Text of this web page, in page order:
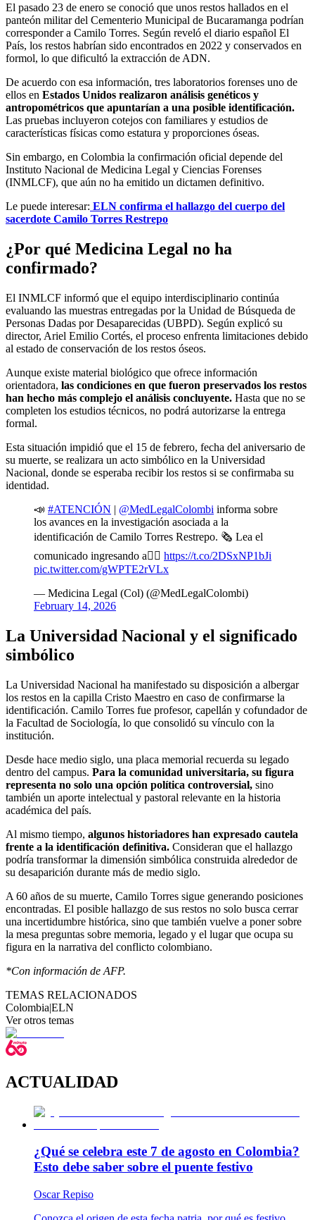
El pasado 23 de enero se conoció que unos restos hallados en el
panteón militar del Cementerio Municipal de Bucaramanga podrían
corresponder a Camilo Torres. Según reveló el diario español El
País, los restos habrían sido encontrados en 2022 y conservados en
formol, lo que dificultó la extracción de ADN.
De acuerdo con esa información, tres laboratorios forenses uno de
ellos en Estados Unidos realizaron análisis genéticos y
antropométricos que apuntarían a una posible identificación.
Las pruebas incluyeron cotejos con familiares y estudios de
características físicas como estatura y proporciones óseas.
Sin embargo, en Colombia la confirmación oficial depende del
Instituto Nacional de Medicina Legal y Ciencias Forenses
(INMLCF), que aún no ha emitido un dictamen definitivo.
Le puede interesar: ELN confirma el hallazgo del cuerpo del
sacerdote Camilo Torres Restrepo
¿Por qué Medicina Legal no ha
confirmado?
El INMLCF informó que el equipo interdisciplinario continúa
evaluando las muestras entregadas por la Unidad de Búsqueda de
Personas Dadas por Desaparecidas (UBPD). Según explicó su
director, Ariel Emilio Cortés, el proceso enfrenta limitaciones debido
al estado de conservación de los restos óseos.
Aunque existe material biológico que ofrece información
orientadora, las condiciones en que fueron preservados los restos
han hecho más complejo el análisis concluyente. Hasta que no se
completen los estudios técnicos, no podrá autorizarse la entrega
formal.
Esta situación impidió que el 15 de febrero, fecha del aniversario de
su muerte, se realizara un acto simbólico en la Universidad
Nacional, donde se esperaba recibir los restos si se confirmaba su
identidad.
📣 #ATENCIÓN | @MedLegalColombi informa sobre
los avances en la investigación asociada a la
identificación de Camilo Torres Restrepo. 🗞️ Lea el
comunicado ingresando a👉🏼 https://t.co/2DSxNP1bJi
pic.twitter.com/gWPTE2rVLx
— Medicina Legal (Col) (@MedLegalColombi)
February 14, 2026
La Universidad Nacional y el significado
simbólico
La Universidad Nacional ha manifestado su disposición a albergar
los restos en la capilla Cristo Maestro en caso de confirmarse la
identificación. Camilo Torres fue profesor, capellán y cofundador de
la Facultad de Sociología, lo que consolidó su vínculo con la
institución.
Desde hace medio siglo, una placa memorial recuerda su legado
dentro del campus. Para la comunidad universitaria, su figura
representa no solo una opción política controversial, sino
también un aporte intelectual y pastoral relevante en la historia
académica del país.
Al mismo tiempo, algunos historiadores han expresado cautela
frente a la identificación definitiva. Consideran que el hallazgo
podría transformar la dimensión simbólica construida alrededor de
su desaparición durante más de medio siglo.
A 60 años de su muerte, Camilo Torres sigue generando posiciones
encontradas. El posible hallazgo de sus restos no solo busca cerrar
una incertidumbre histórica, sino que también vuelve a poner sobre
la mesa preguntas sobre memoria, legado y el lugar que ocupa su
figura en la narrativa del conflicto colombiano.
*Con información de AFP.
TEMAS RELACIONADOS
Colombia|ELN
Ver otros temas
ACTUALIDAD
¿Qué se celebra este 7 de agosto en Colombia?
Esto debe saber sobre el puente festivo
Oscar Repiso